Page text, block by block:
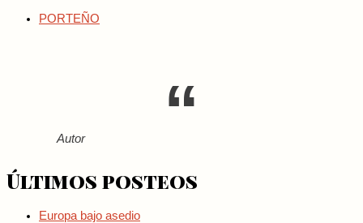
PORTEÑO
Autor
Últimos posteos
Europa bajo asedio